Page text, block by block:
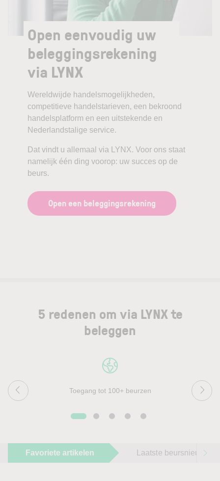
Open eenvoudig uw
beleggingsrekening
via LYNX
Wereldwijde handelsmogelijkheden,
competitieve handelstarieven, een bekroond
handelsplatform en een uitstekende en
Nederlandstalige service.
Dat vindt u allemaal via LYNX. Voor ons staat
namelijk één ding voorop: uw succes op de
beurs.
Open een beleggingsrekening
5 redenen om via LYNX te
beleggen
Toegang tot 100+ beurzen
Favoriete artikelen Laatste beursnieuws